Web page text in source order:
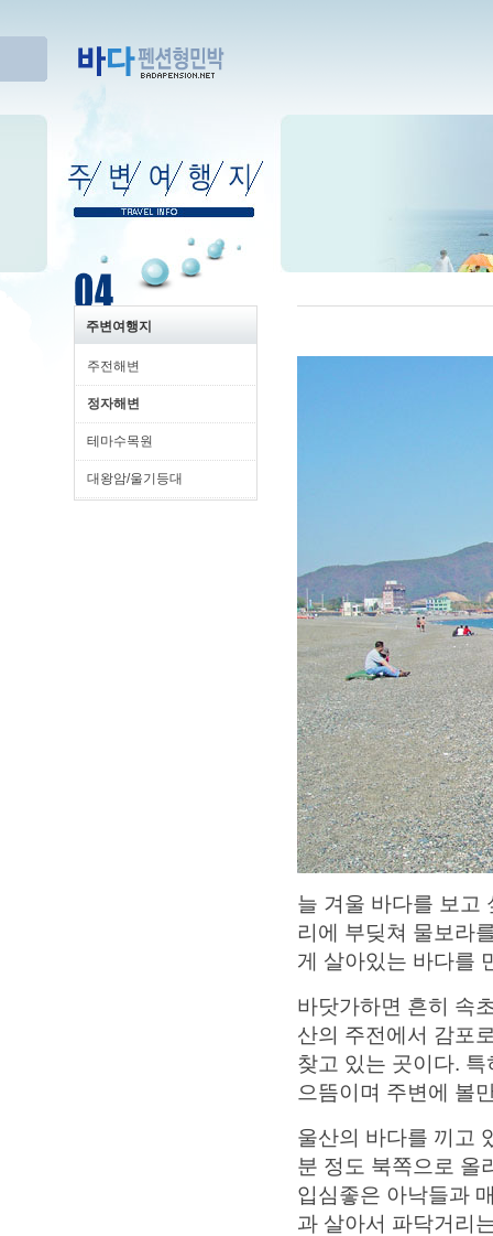
주변여행지
주전해변
정자해변
테마수목원
대왕암/울기등대
늘 겨울 바다를 보고
리에 부딪쳐 물보라
게 살아있는 바다를
바닷가하면 흔히 속
산의 주전에서 감포
찾고 있는 곳이다.
으뜸이며 주변에 볼
울산의 바다를 끼고
분 정도 북쪽으로 올
입심좋은 아낙들과
과 살아서 파닥거리